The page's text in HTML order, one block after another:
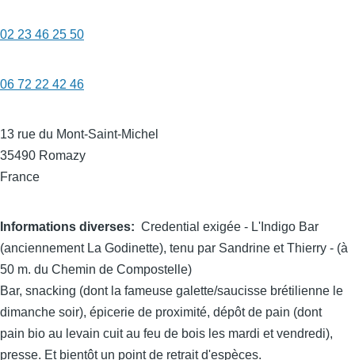
Téléphone
diffusable
02 23 46 25 50
Téléphone
diffusable
06 72 22 42 46
Adresse
diffusable
13 rue du Mont-Saint-Michel
35490 Romazy
France
Informations diverses
Credential exigée - L'Indigo Bar
(anciennement La Godinette), tenu par Sandrine et Thierry - (à
50 m. du Chemin de Compostelle)
Bar, snacking (dont la fameuse galette/saucisse brétilienne le
dimanche soir), épicerie de proximité, dépôt de pain (dont
pain bio au levain cuit au feu de bois les mardi et vendredi),
presse. Et bientôt un point de retrait d'espèces.